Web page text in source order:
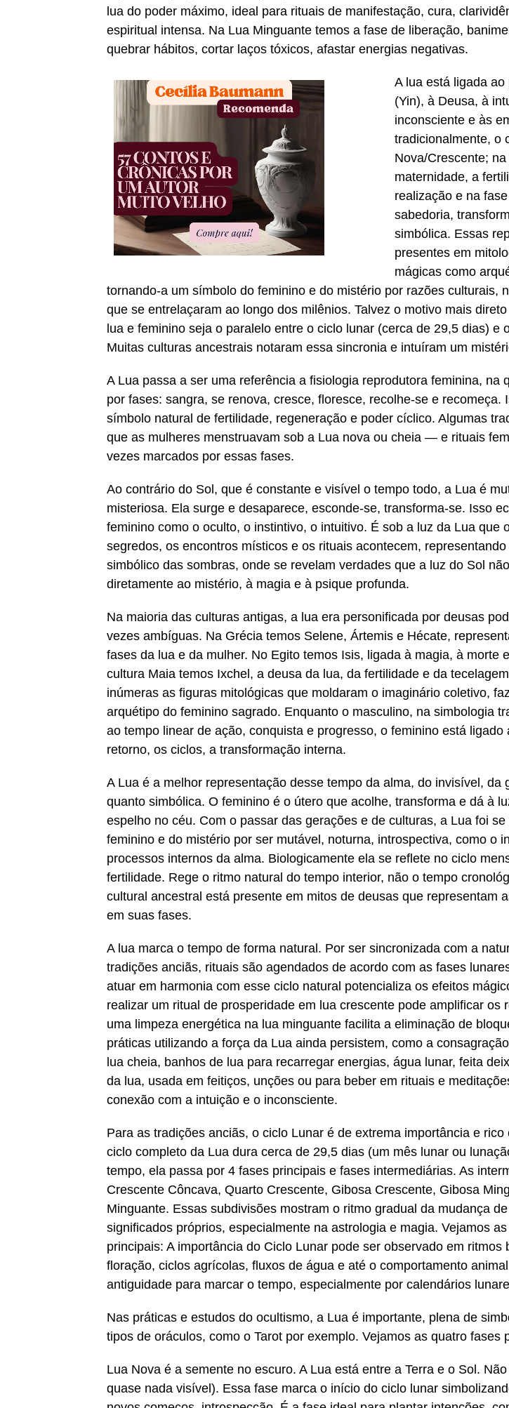
lua do poder máximo, ideal para rituais de manifestação, cura,
espiritual intensa. Na Lua Minguante temos a fase de liberação,
quebrar hábitos, cortar laços tóxicos, afastar energias negativas.
A lua está ligada
(Yin), à Deusa, à
inconsciente e às
tradicionalmente, o
Nova/Crescente;
maternidade, a
realização e na
sabedoria,
simbólica. Essas
presentes em
mágicas como
tornando-a um símbolo do feminino e do mistério por razões culturais,
que se entrelaçaram ao longo dos milênios. Talvez o motivo mais
lua e feminino seja o paralelo entre o ciclo lunar (cerca de 29,5 dias) e
Muitas culturas ancestrais notaram essa sincronia e intuíram um
A Lua passa a ser uma referência a fisiologia reprodutora feminina, na
por fases: sangra, se renova, cresce, floresce, recolhe-se e recomeça.
símbolo natural de fertilidade, regeneração e poder cíclico. Algumas
que as mulheres menstruavam sob a Lua nova ou cheia — e rituais
vezes marcados por essas fases.
Ao contrário do Sol, que é constante e visível o tempo todo, a Lua é
misteriosa. Ela surge e desaparece, esconde-se, transforma-se. Isso
feminino como o oculto, o instintivo, o intuitivo. É sob a luz da Lua que
segredos, os encontros místicos e os rituais acontecem,
simbólico das sombras, onde se revelam verdades que a luz do Sol
diretamente ao mistério, à magia e à psique profunda.
Na maioria das culturas antigas, a lua era personificada por deusas
vezes ambíguas. Na Grécia temos Selene, Ártemis e Hécate,
fases da lua e da mulher. No Egito temos Isis, ligada à magia, à morte
cultura Maia temos Ixchel, a deusa da lua, da fertilidade e da
inúmeras as figuras mitológicas que moldaram o imaginário coletivo,
arquétipo do feminino sagrado. Enquanto o masculino, na simbologia
ao tempo linear de ação, conquista e progresso, o feminino está ligado
retorno, os ciclos, a transformação interna.
A Lua é a melhor representação desse tempo da alma, do invisível, da
quanto simbólica. O feminino é o útero que acolhe, transforma e dá à
espelho no céu. Com o passar das gerações e de culturas, a Lua foi
feminino e do mistério por ser mutável, noturna, introspectiva, como o
processos internos da alma. Biologicamente ela se reflete no ciclo
fertilidade. Rege o ritmo natural do tempo interior, não o tempo
cultural ancestral está presente em mitos de deusas que representam
em suas fases.
A lua marca o tempo de forma natural. Por ser sincronizada com a
tradições anciãs, rituais são agendados de acordo com as fases
atuar em harmonia com esse ciclo natural potencializa os efeitos
realizar um ritual de prosperidade em lua crescente pode amplificar os
uma limpeza energética na lua minguante facilita a eliminação de
práticas utilizando a força da Lua ainda persistem, como a
lua cheia, banhos de lua para recarregar energias, água lunar, feita
da lua, usada em feitiços, unções ou para beber em rituais e
conexão com a intuição e o inconsciente.
Para as tradições anciãs, o ciclo Lunar é de extrema importância e rico
ciclo completo da Lua dura cerca de 29,5 dias (um mês lunar ou
tempo, ela passa por 4 fases principais e fases intermediárias. As
Crescente Côncava, Quarto Crescente, Gibosa Crescente, Gibosa
Minguante. Essas subdivisões mostram o ritmo gradual da mudança
significados próprios, especialmente na astrologia e magia. Vejamos
principais: A importância do Ciclo Lunar pode ser observado em ritmos
floração, ciclos agrícolas, fluxos de água e até o comportamento
antiguidade para marcar o tempo, especialmente por calendários
Nas práticas e estudos do ocultismo, a Lua é importante, plena de
tipos de oráculos, como o Tarot por exemplo. Vejamos as quatro fases
Lua Nova é a semente no escuro. A Lua está entre a Terra e o Sol.
quase nada visível). Essa fase marca o início do ciclo lunar